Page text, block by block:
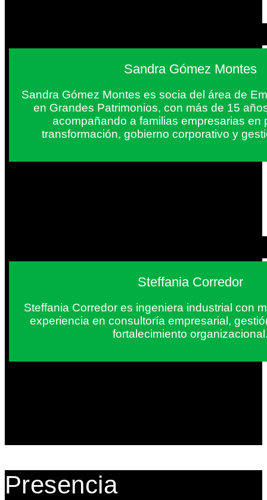
Sandra Gómez Montes
Sandra Gómez Montes es socia del área de
en Grandes Patrimonios, con más de 15
acompañando a familias empresarias en
transformación, gobierno corporativo y
Steffania Corredor
Steffania Corredor es ingeniera industrial con
experiencia en consultoría empresarial,
fortalecimiento
Presencia